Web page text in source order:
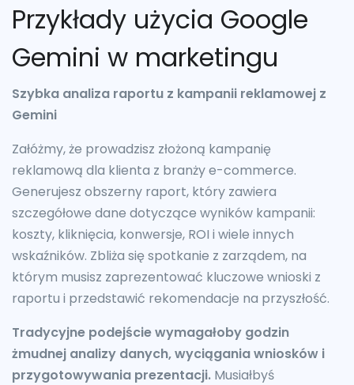
Przykłady użycia Google
Gemini w marketingu
Szybka analiza raportu z kampanii reklamowej z
Gemini
Załóżmy, że prowadzisz złożoną kampanię
reklamową dla klienta z branży e-commerce.
Generujesz obszerny raport, który zawiera
szczegółowe dane dotyczące wyników kampanii:
koszty, kliknięcia, konwersje, ROI i wiele innych
wskaźników. Zbliża się spotkanie z zarządem, na
którym musisz zaprezentować kluczowe wnioski z
raportu i przedstawić rekomendacje na przyszłość.
Tradycyjne podejście wymagałoby godzin
żmudnej analizy danych, wyciągania wniosków i
przygotowywania prezentacji. Musiałbyś